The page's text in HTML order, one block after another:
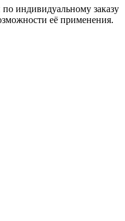
индивидуальному заказу
её применения.